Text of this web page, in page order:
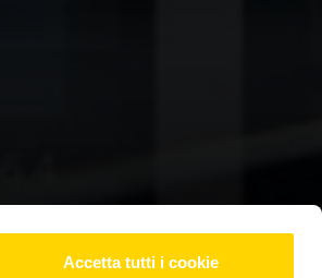
Accetta tutti i cookie